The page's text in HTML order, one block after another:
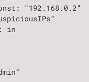
"192.168.0.2"
in